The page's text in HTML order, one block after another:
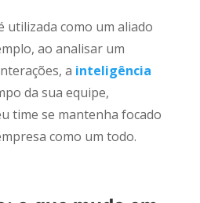
utilizada como um aliado
ao analisar um
a inteligência
da sua equipe,
time se mantenha focado
como um todo.